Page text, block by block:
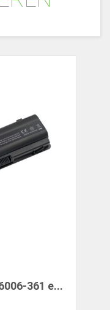
361 e...